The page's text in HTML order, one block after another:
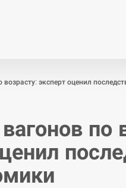
возрасту: эксперт оценил
по